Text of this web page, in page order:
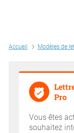
Accueil Modèles de
Pro
Vous êtes
souhaitez